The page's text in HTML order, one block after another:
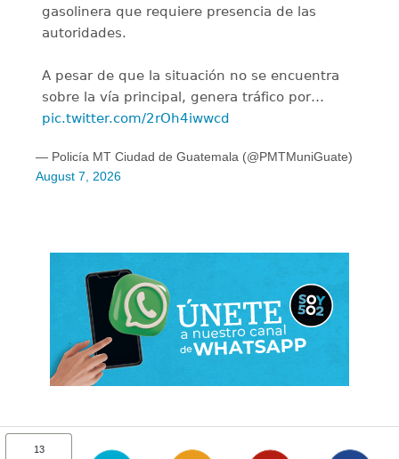
gasolinera que requiere presencia de las
autoridades.
A pesar de que la situación no se encuentra
sobre la vía principal, genera tráfico por…
pic.twitter.com/2rOh4iwwcd
— Policía MT Ciudad de Guatemala (@PMTMuniGuate)
August 7, 2026
13